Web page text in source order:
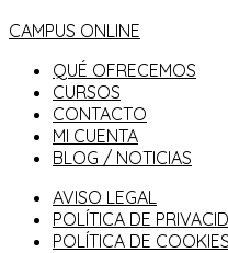
CAMPUS ONLINE
QUÉ OFRECEMOS
CURSOS
CONTACTO
MI CUENTA
BLOG / NOTICIAS
AVISO LEGAL
POLÍTICA DE
POLÍTICA DE COOKIES